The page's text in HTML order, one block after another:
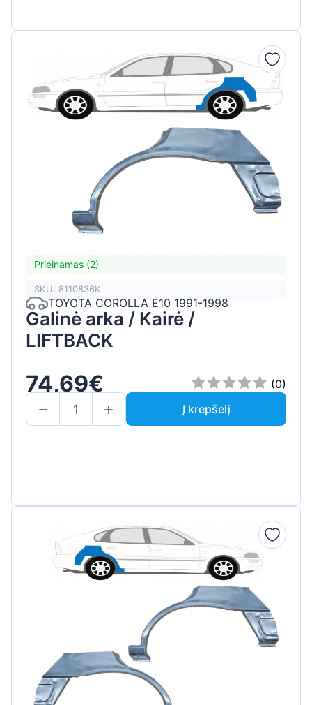
Prieinamas (2)
SKU: 8110836K
TOYOTA COROLLA E10 1991-1998
Galinė arka / Kairė /
LIFTBACK
74,69€
(0)
Į krepšelį